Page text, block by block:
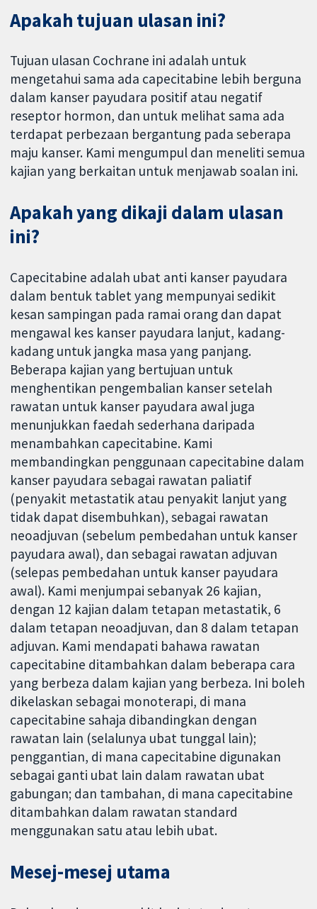
Apakah tujuan ulasan ini?
Tujuan ulasan Cochrane ini adalah untuk
mengetahui sama ada capecitabine lebih berguna
dalam kanser payudara positif atau negatif
reseptor hormon, dan untuk melihat sama ada
terdapat perbezaan bergantung pada seberapa
maju kanser. Kami mengumpul dan meneliti semua
kajian yang berkaitan untuk menjawab soalan ini.
Apakah yang dikaji dalam ulasan
ini?
Capecitabine adalah ubat anti kanser payudara
dalam bentuk tablet yang mempunyai sedikit
kesan sampingan pada ramai orang dan dapat
mengawal kes kanser payudara lanjut, kadang-
kadang untuk jangka masa yang panjang.
Beberapa kajian yang bertujuan untuk
menghentikan pengembalian kanser setelah
rawatan untuk kanser payudara awal juga
menunjukkan faedah sederhana daripada
menambahkan capecitabine. Kami
membandingkan penggunaan capecitabine dalam
kanser payudara sebagai rawatan paliatif
(penyakit metastatik atau penyakit lanjut yang
tidak dapat disembuhkan), sebagai rawatan
neoadjuvan (sebelum pembedahan untuk kanser
payudara awal), dan sebagai rawatan adjuvan
(selepas pembedahan untuk kanser payudara
awal). Kami menjumpai sebanyak 26 kajian,
dengan 12 kajian dalam tetapan metastatik, 6
dalam tetapan neoadjuvan, dan 8 dalam tetapan
adjuvan. Kami mendapati bahawa rawatan
capecitabine ditambahkan dalam beberapa cara
yang berbeza dalam kajian yang berbeza. Ini boleh
dikelaskan sebagai monoterapi, di mana
capecitabine sahaja dibandingkan dengan
rawatan lain (selalunya ubat tunggal lain);
penggantian, di mana capecitabine digunakan
sebagai ganti ubat lain dalam rawatan ubat
gabungan; dan tambahan, di mana capecitabine
ditambahkan dalam rawatan standard
menggunakan satu atau lebih ubat.
Mesej-mesej utama